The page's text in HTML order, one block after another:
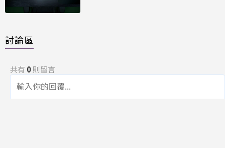
討論區
共有 0則留言